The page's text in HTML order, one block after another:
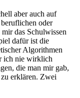
aber auch auf
oder
das Schulwissen
dafür ist die
Algorithmen
ich nie wirklich
die man mir gab,
erklären. Zwei